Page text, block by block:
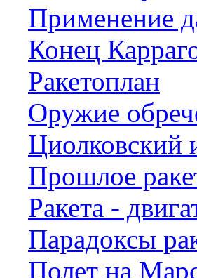
Применение
Конец
Ракетоплан
Оружие
Циолковский
Прошлое
Ракета -
Парадоксы
Полет на